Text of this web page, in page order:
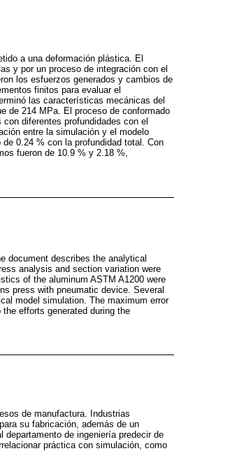
a una deformación plástica. El
y por un proceso de integración con el
los esfuerzos generados y cambios de
finitos para evaluar el
las características mecánicas del
de 214 MPa. El proceso de conformado
diferentes profundidades con el
entre la simulación y el modelo
0.24 % con la profundidad total. Con
fueron de 10.9 % y 2.18 %,
document describes the analytical
analysis and section variation were
of the aluminum ASTM A1200 were
press with pneumatic device. Several
model simulation. The maximum error
efforts generated during the
de manufactura. Industrias
su fabricación, además de un
de ingeniería predecir de
práctica con simulación, como